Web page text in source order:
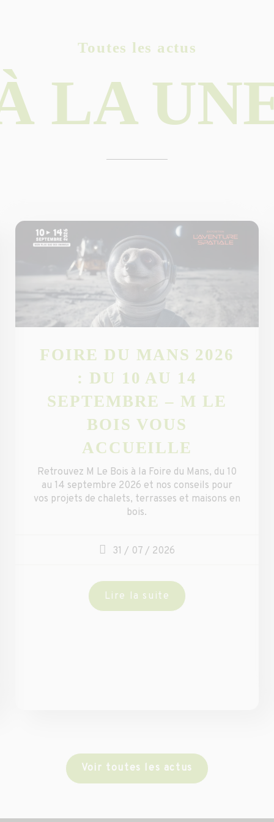
Toutes les actus
LA
FOIRE DU MANS 2026
: DU 10 AU 14
SEPTEMBRE – M LE
BOIS VOUS
ACCUEILLE
Retrouvez M Le Bois à la Foire du Mans, du 10
au 14 septembre 2026 et nos conseils pour
vos projets de chalets, terrasses et maisons en
bois.
31 / 07 / 2026
Lire la suite
Voir toutes les actus